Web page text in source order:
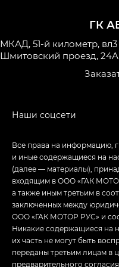
Джи Икс
LOUNGE
Empow — Эмпау
Джи Эс — GS, Джи
ГК
МКАД, 51-й километр, вл3
Шмитовский проезд, 24А
Все права на информацию,
и иные содержащиеся на
(далее — материалы),
входящим в ООО «ГАК
а также иным третьим в
заключенных между
ООО «ГАК МОТОР РУС» и
Никакие содержащиеся на
их часть не могут быть
переданы третьим лицам в
предварительного